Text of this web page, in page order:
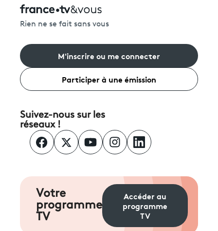
Rien ne se fait sans vous
M'inscrire ou me connecter
Participer à une émission
Suivez-nous sur les
réseaux !
Votre
programme
TV
Accéder au
programme
TV